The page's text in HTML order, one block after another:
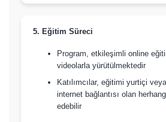
5. Eğitim Süreci
Program, etkileşimli online
videolarla yürütülmektedir
Katılımcılar, eğitimi yurtiçi
internet bağlantısı olan
edebilir